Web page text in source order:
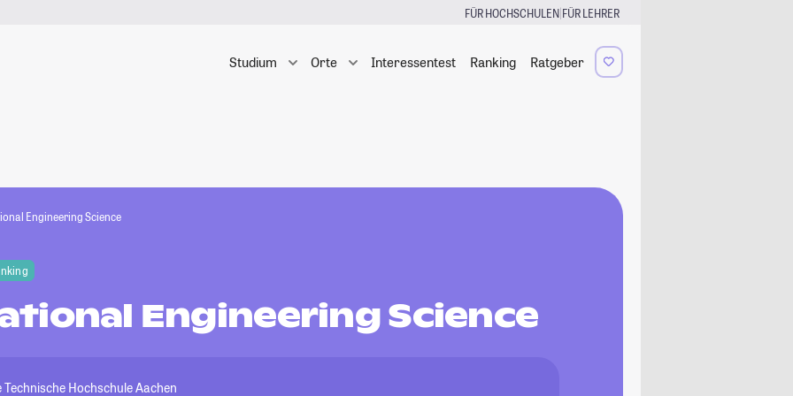
FÜR HOCHSCHULEN|FÜR LEHRER
Studium Orte Interessentest Ranking Ratgeber
Engineering Science
Engineering Science
Hochschule Aachen